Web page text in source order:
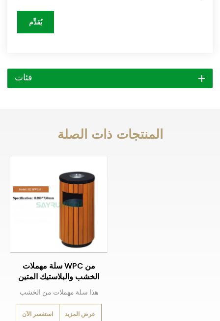
يُقدِّم
فئات
المنتجات ذات الصلة
سلة مهملات WPC من
الخشب والبلاستيك المتين
هذا سلة مهملات من الخشب
البلاستيكي المركب WPC
شديد التحمل يتكامل إطارات
استفسر الآن عرض المزيد